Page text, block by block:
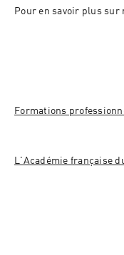
Pour en savoir plus sur
Formations
L'Académie française